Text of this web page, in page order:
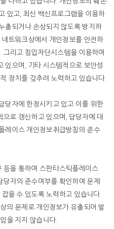
있고 최신 백신프로그램을 이용하
출되거나 손상되지 않도록 방지하
네트워크상에서 개인정보를 안전하
그리고 침입차단시스템을 이용하여
있으며 기타 시스템적으로 보안성
장치를 갖추려 노력하고 있습니다
당자에 한정시키고 있고 이를 위한
으로 갱신하고 있으며 담당자에 대
레이스 개인정보취급방침의 준수
등을 통하여 스판타스틱플레이스
당자의 준수여부를 확인하여 문제
잡을 수 있도록 노력하고 있습니다
의 문제로 개인정보가 유출되어 발
을 지지 않습니다